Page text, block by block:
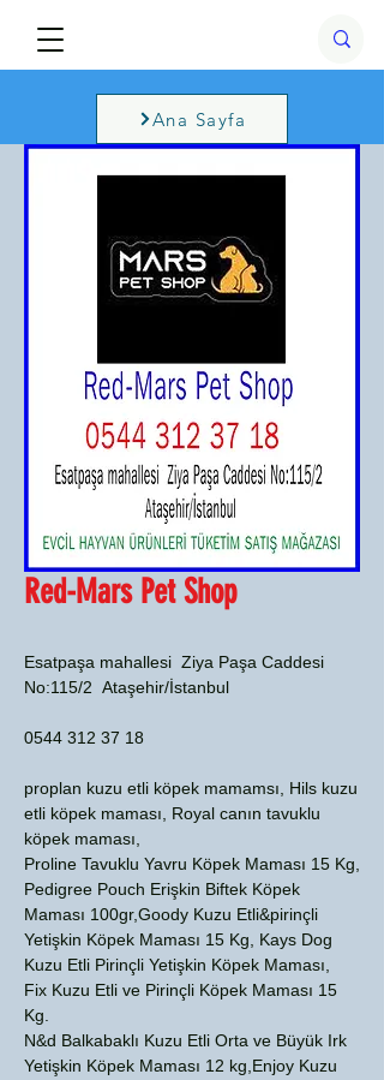
Ana Sayfa
Red-Mars Pet Shop
Esatpaşa mahallesi Ziya Paşa Caddesi
No:115/2 Ataşehir/İstanbul
0544 312 37 18
proplan kuzu etli köpek mamamsı, Hils kuzu
etli köpek maması, Royal canın tavuklu
köpek maması,
Proline Tavuklu Yavru Köpek Maması 15 Kg,
Pedigree Pouch Erişkin Biftek Köpek
Maması 100gr,Goody Kuzu Etli&pirinçli
Yetişkin Köpek Maması 15 Kg, Kays Dog
Kuzu Etli Pirinçli Yetişkin Köpek Maması,
Fix Kuzu Etli ve Pirinçli Köpek Maması 15
Kg.
N&d Balkabaklı Kuzu Etli Orta ve Büyük Irk
Yetişkin Köpek Maması 12 kg,Enjoy Kuzu